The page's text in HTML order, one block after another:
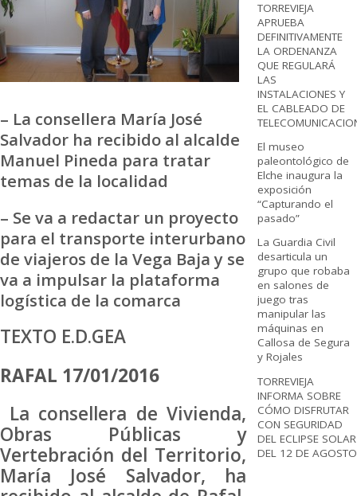
– La consellera María José
Salvador ha recibido al alcalde
Manuel Pineda para tratar
temas de la localidad
– Se va a redactar un proyecto
para el transporte interurbano
de viajeros de la Vega Baja y se
va a impulsar la plataforma
logística de la comarca
TEXTO E.D.GEA
RAFAL 17/01/2016
La consellera de Vivienda,
Obras Públicas y
Vertebración del Territorio,
María José Salvador, ha
TORREVIEJA
APRUEBA
DEFINITIVAMENTE
LA ORDENANZA
QUE REGULARÁ
LAS
INSTALACIONES Y
EL CABLEADO DE
El museo
paleontológico de
Elche inaugura la
exposición
“Capturando el
pasado”
La Guardia Civil
desarticula un
grupo que robaba
en salones de
juego tras
manipular las
máquinas en
Callosa de Segura
y Rojales
TORREVIEJA
INFORMA SOBRE
CÓMO DISFRUTAR
CON SEGURIDAD
DEL ECLIPSE SOLAR
DEL 12 DE AGOSTO